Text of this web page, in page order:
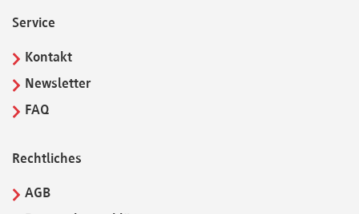
Service
Kontakt
Newsletter
FAQ
Rechtliches
AGB